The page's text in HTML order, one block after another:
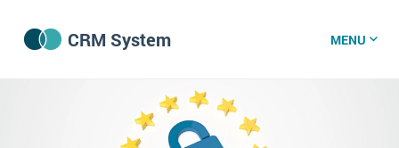
CRM System MENU